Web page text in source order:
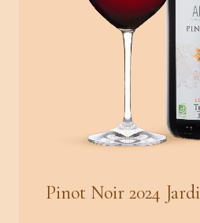
Pinot Noir 2024